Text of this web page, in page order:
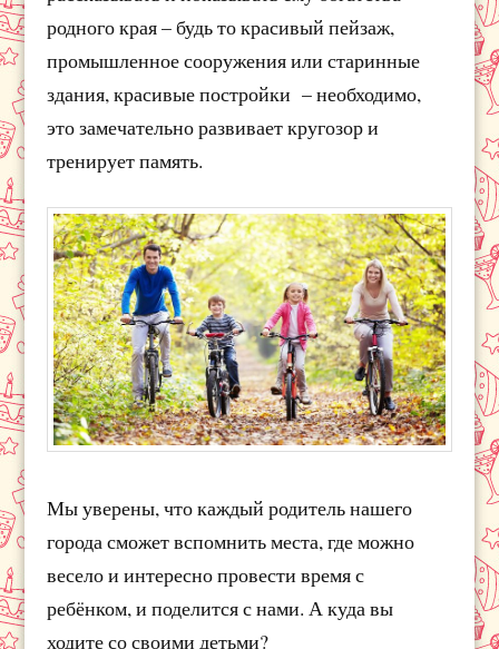
родного края – будь то красивый пейзаж,
промышленное сооружения или старинные
здания, красивые постройки – необходимо,
это замечательно развивает кругозор и
тренирует память.
Мы уверены, что каждый родитель нашего
города сможет вспомнить места, где можно
весело и интересно провести время с
ребёнком, и поделится с нами. А куда вы
ходите со своими детьми?